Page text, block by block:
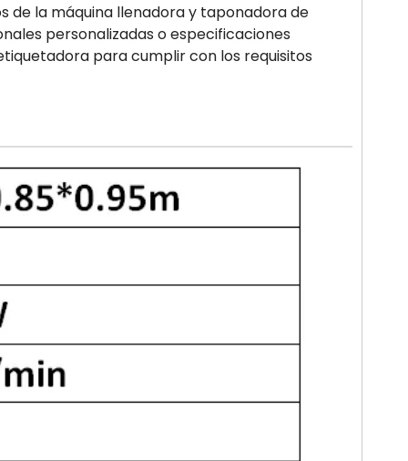
de la máquina llenadora y taponadora de
personalizadas o especificaciones
para cumplir con los requisitos